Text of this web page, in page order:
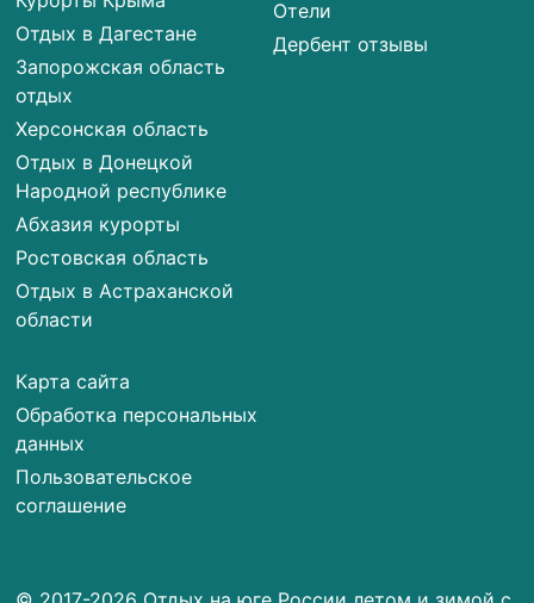
Отдых в Дагестане
Запорожская область
отдых
Херсонская область
Отдых в Донецкой
Народной республике
Абхазия курорты
Ростовская область
Отдых в Астраханской
области
Карта сайта
Обработка персональных
данных
Пользовательское
соглашение
Отели
Дербент отзывы